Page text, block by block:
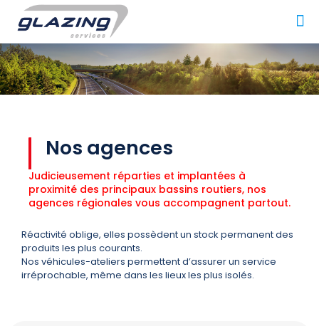
Nos agences
Judicieusement réparties et implantées à
proximité des principaux bassins routiers, nos
agences régionales vous accompagnent partout.
Réactivité oblige, elles possèdent un stock permanent des
produits les plus courants.
Nos véhicules-ateliers permettent d’assurer un service
irréprochable, même dans les lieux les plus isolés.